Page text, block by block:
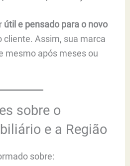
útil e pensado para o novo
cliente. Assim, sua marca
mesmo após meses ou
sobre o
e a Região
sobre: